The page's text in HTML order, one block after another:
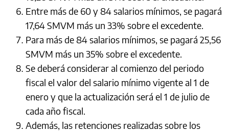
Entre más de 60 y 84 salarios mínimos, se pagará
17,64 SMVM más un 33% sobre el excedente.
Para más de 84 salarios mínimos, se pagará 25,56
SMVM más un 35% sobre el excedente.
Se deberá considerar al comienzo del periodo
fiscal el valor del salario mínimo vigente al 1 de
enero y que la actualización será el 1 de julio de
cada año fiscal.
Además, las retenciones realizadas sobre los